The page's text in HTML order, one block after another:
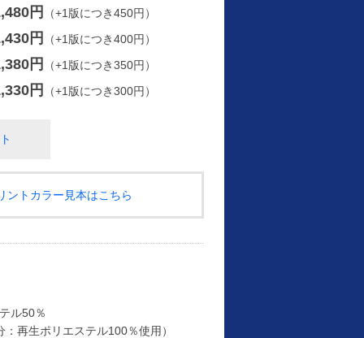
円 （+1版につき450円）
円 （+1版につき400円）
円 （+1版につき350円）
円 （+1版につき300円）
ントカラー見本はこちら
ル50％
再生ポリエステル100％使用）